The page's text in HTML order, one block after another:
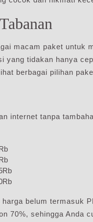
macam paket untuk
yang tidakan hanya
berbagai pilihan
internet tanpa
belum termasuk
70%, sehingga Anda